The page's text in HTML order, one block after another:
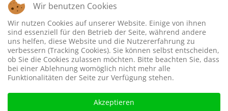
Wir benutzen Cookies
Wir nutzen Cookies auf unserer Website. Einige von ihnen
sind essenziell für den Betrieb der Seite, während andere
uns helfen, diese Website und die Nutzererfahrung zu
verbessern (Tracking Cookies). Sie können selbst entscheiden,
ob Sie die Cookies zulassen möchten. Bitte beachten Sie, dass
bei einer Ablehnung womöglich nicht mehr alle
Funktionalitäten der Seite zur Verfügung stehen.
Akzeptieren